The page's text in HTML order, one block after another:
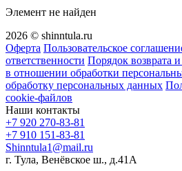
Элемент не найден
2026 © shinntula.ru
Оферта Пользовательское
ответственности Порядок возврата
в отношении обработки
обработку персональных данных
cookie-файлов
Наши контакты
+7 920 270-83-81
+7 910 151-83-81
Shinntula1@mail.ru
г. Тула, Венёвское ш., д.41А